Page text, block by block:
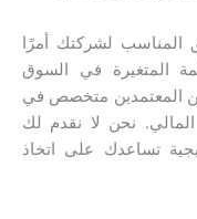
المناسب لشركتك أمرًا
المتغيرة في السوق
المعتمدين متخصص في
المالي. نحن لا نقدم لك
تساعدك على اتخاذ